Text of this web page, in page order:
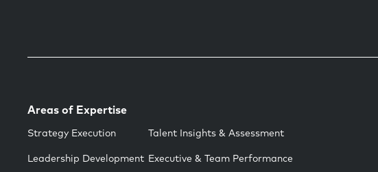
Areas of Expertise
Strategy Execution
Leadership Development
Talent Insights & Assessment
Executive & Team Performance